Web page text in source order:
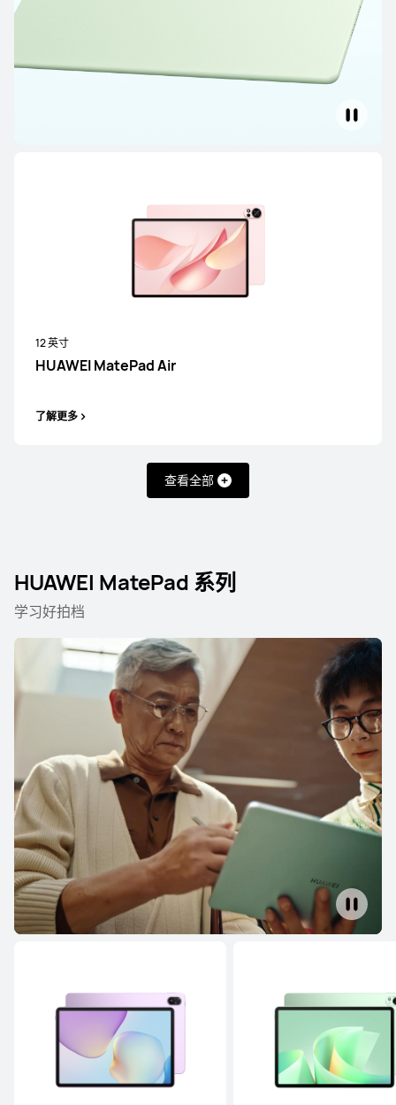
12 英寸
HUAWEI MatePad Air
了解更多
查看全部
HUAWEI MatePad 系列
学习好拍档
HUAWEI MatePad Edge 系列
HUAWEI MatePad Edge
了解更多
HUAWEI MatePad Pro 系列
HUAWEI MatePad Pro
购买